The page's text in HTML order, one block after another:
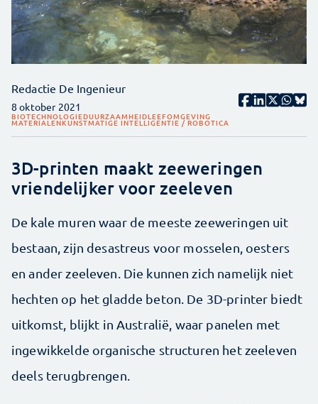
Redactie De Ingenieur
8 oktober 2021
BIOTECHNOLOGIEDUURZAAMHEIDLEEFOMGEVING
MATERIALENKUNSTMATIGE INTELLIGENTIE / ROBOTICA
3D-printen maakt zeeweringen
vriendelijker voor zeeleven
De kale muren waar de meeste zeeweringen uit
bestaan, zijn desastreus voor mosselen, oesters
en ander zeeleven. Die kunnen zich namelijk niet
hechten op het gladde beton. De 3D-printer biedt
uitkomst, blijkt in Australië, waar panelen met
ingewikkelde organische structuren het zeeleven
deels terugbrengen.